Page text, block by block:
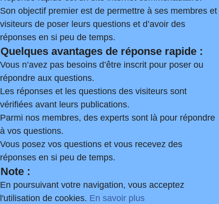
Son objectif premier est de permettre à ses membres et
visiteurs de poser leurs questions et d’avoir des
réponses en si peu de temps.
Quelques avantages de réponse rapide :
Vous n’avez pas besoins d’être inscrit pour poser ou
répondre aux questions.
Les réponses et les questions des visiteurs sont
vérifiées avant leurs publications.
Parmi nos membres, des experts sont là pour répondre
à vos questions.
Vous posez vos questions et vous recevez des
réponses en si peu de temps.
Note :
En poursuivant votre navigation, vous acceptez
l'utilisation de cookies. En savoir plus